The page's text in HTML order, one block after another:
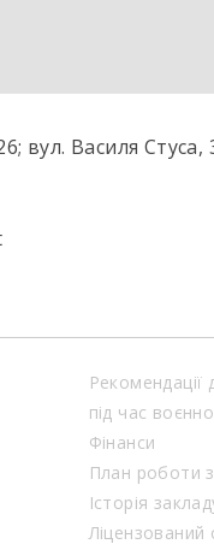
вул. Василя Стуса,
Рекомендації
під час
Фінанси
План роботи
Історія
Ліцензований